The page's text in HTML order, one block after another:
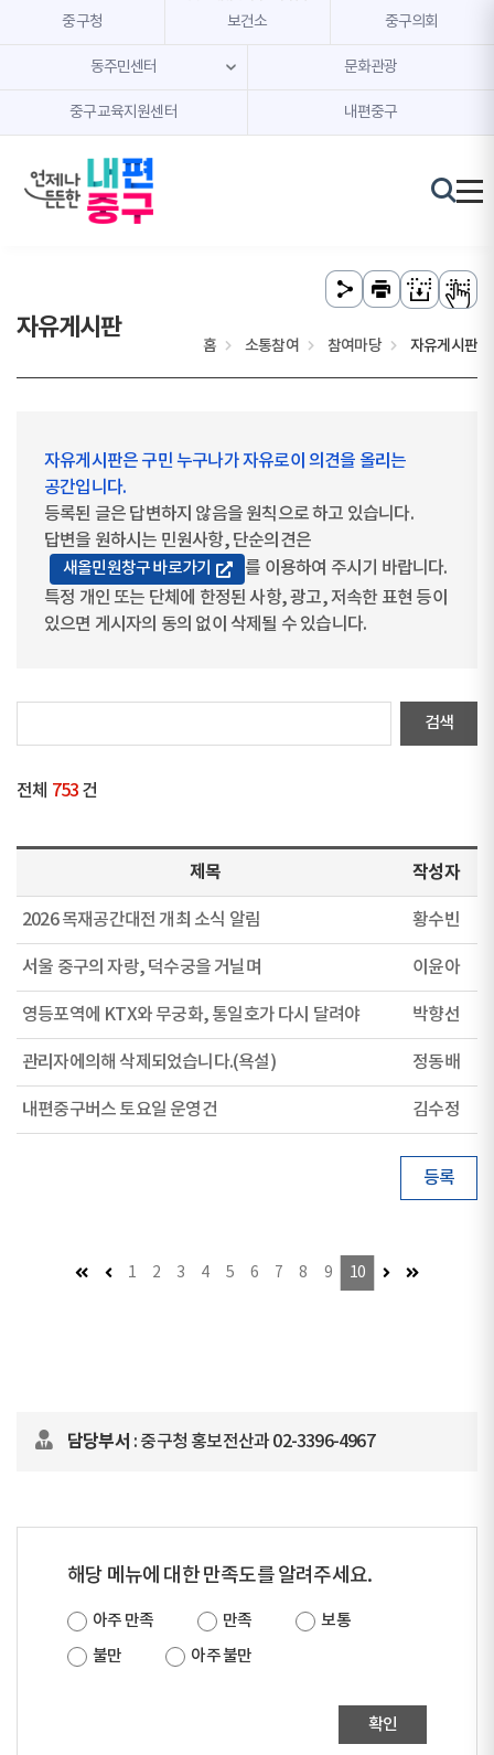
본문 내용 바로가기
주메뉴 바로가기
중구청 보건소 중구의회
동주민센터 문화관광
중구교육지원센터 내편중구
자유게시판
홈 소통참여 참여마당 자유게시판
자유게시판은 구민 누구나가 자유로이 의견을 올리는
공간입니다.
등록된 글은 답변하지 않음을 원칙으로 하고 있습니다.
답변을 원하시는 민원사항, 단순의견은
새올민원창구 바로가기
를 이용하여 주시기 바랍니다.
특정 개인 또는 단체에 한정된 사항, 광고, 저속한 표현 등이
있으면 게시자의 동의 없이 삭제될 수 있습니다.
전체 753 건
제목 작성자
2026 목재공간대전 개최 소식 알림 황수빈
서울 중구의 자랑, 덕수궁을 거닐며 이윤아
영등포역에 KTX와 무궁화, 통일호가 다시 달려야 박향선
관리자에의해 삭제되었습니다.(욕설) 정동배
내편중구버스 토요일 운영건 김수정
등록
첫 페이지이전 페이지 (이동불가)
1 2 3 4 5 6 7 8 9 10 다음 페이지마지막 페이
담당부서 : 중구청 홍보전산과 02-3396-4967
해당 메뉴에 대한 만족도를 알려주세요.
아주 만족 만족
보통
불만
아주 불만
확인